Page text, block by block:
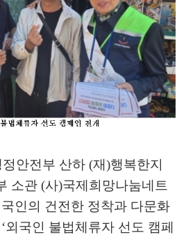
안전부 산하 (재)행복한지
소관 (사)국제희망나눔네트
인의 건전한 정착과 다문화
‘외국인 불법체류자 선도 캠페